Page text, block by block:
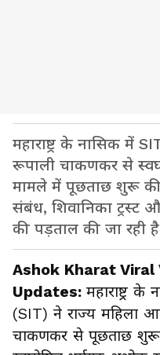
महाराष्ट्र के नासिक में
रूपाली चाकणकर से
मामले में पूछताछ शुरू
संबंध, शिवानिका ट्रस्ट
की पड़ताल की जा रही
Ashok Kharat
Updates: महाराष्ट्र
(SIT) ने राज्य महिला
चाकणकर से पूछताछ शुरू